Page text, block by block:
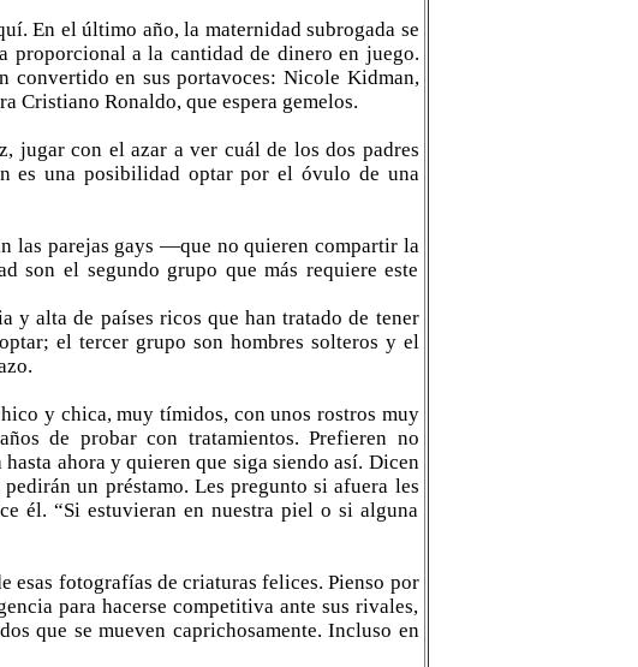
En el último año, la maternidad subrogada se
proporcional a la cantidad de dinero en juego.
convertido en sus portavoces: Nicole Kidman,
Cristiano Ronaldo, que espera gemelos.
jugar con el azar a ver cuál de los dos padres
es una posibilidad optar por el óvulo de una
las parejas gays —que no quieren compartir la
son el segundo grupo que más requiere este
y alta de países ricos que han tratado de tener
el tercer grupo son hombres solteros y el
y chica, muy tímidos, con unos rostros muy
de probar con tratamientos. Prefieren no
ahora y quieren que siga siendo así. Dicen
un préstamo. Les pregunto si afuera les
él. “Si estuvieran en nuestra piel o si alguna
esas fotografías de criaturas felices. Pienso por
para hacerse competitiva ante sus rivales,
que se mueven caprichosamente. Incluso en